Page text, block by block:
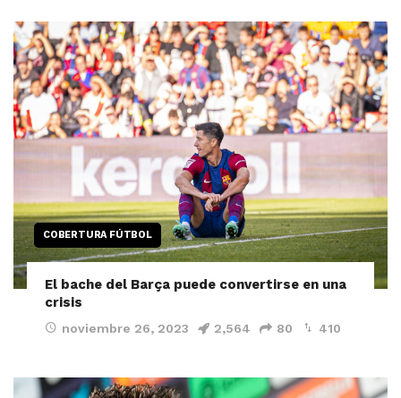
COBERTURA FÚTBOL
El bache del Barça puede convertirse en una
crisis
noviembre 26, 2023 2,564 80 410